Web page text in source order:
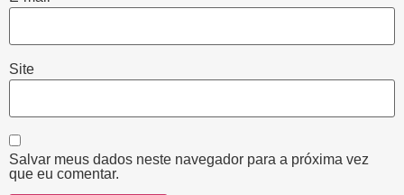
Site
Salvar meus dados neste navegador para a próxima vez
que eu comentar.